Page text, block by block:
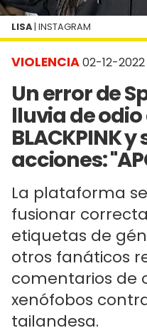
VIOLENCIA02-12-2022
Un error de
lluvia de
BLACKPINK
acciones:
La plataforma
fusionar
etiquetas de
otros fanáticos
comentarios de
xenófobos
tailandesa.
LISA | INSTAGRAM